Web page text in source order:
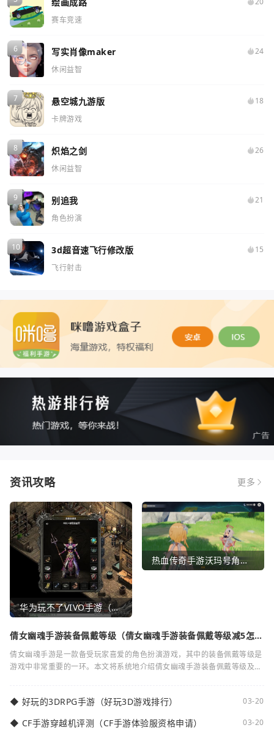
赛车竞速
写实肖像maker
24
休闲益智
悬空城九游版
18
卡牌游戏
炽焰之剑
26
休闲益智
别追我
21
角色扮演
3d超音速飞行修改版
15
飞行射击
资讯攻略 更多
华为玩不了VIVO手游（华为玩不了VIVO手游怎么办）
热血传奇手游沃玛号角（热血传奇沃玛装备隐藏属性）
倩女幽魂手游装备佩戴等级（倩女幽魂手游装备佩戴等级减5怎么
倩女幽魂手游是一款备受玩家喜爱的角色扮演游戏，其中的装备佩戴等级是
游戏中非常重要的一环。本文将系统地介绍倩女幽魂手游装备佩戴等级及其
◆ 好玩的3DRPG手游（好玩3D游戏排行） 03-20
◆ CF手游穿越机评测（CF手游体验服资格申请） 03-20